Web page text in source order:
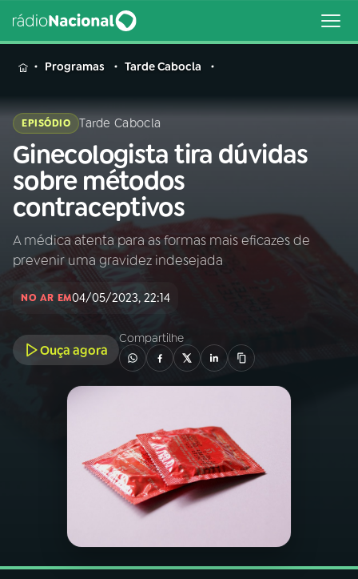
MENU
Buscar
na
Rádio
Nacional
Buscar
AO VIVO
INÍCIO
A RÁDIO
PROGRAMAÇÃO
PROGRAMAS
PODCASTS
Programas Tarde Cabocla
EPISÓDIO Tarde Cabocla
Ginecologista tira dúvidas
sobre métodos
contraceptivos
A médica atenta para as formas mais eficazes de
prevenir uma gravidez indesejada
NO AR EM04/05/2023, 22:14
Ouça agora
Compartilhe